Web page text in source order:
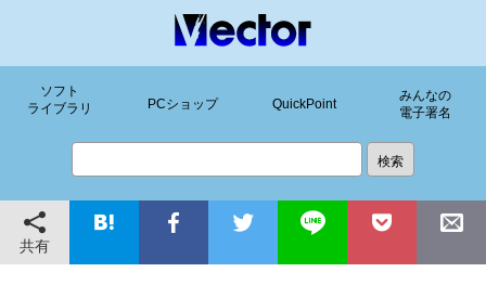
ソフト
ライブラリ
PCショップ QuickPoint
みんなの
電子署名
共有